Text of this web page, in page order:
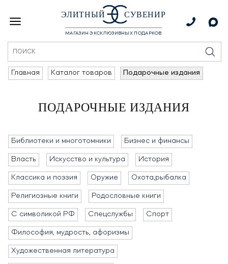
ЭЛИТНЫЙ СУВЕНИР
МАГАЗИН ЭКСКЛЮЗИВНЫХ ПОДАРКОВ
Главная Каталог товаров Подарочные издания
ПОДАРОЧНЫЕ ИЗДАНИЯ
Библиотеки и многотомники Бизнес и финансы
Власть Искусство и культура История
Классика и поэзия Оружие Охота,рыбалка
Религиозные книги Родословные книги
С символикой РФ Спецслужбы Спорт
Философия, мудрость, афоризмы
Художественная литература